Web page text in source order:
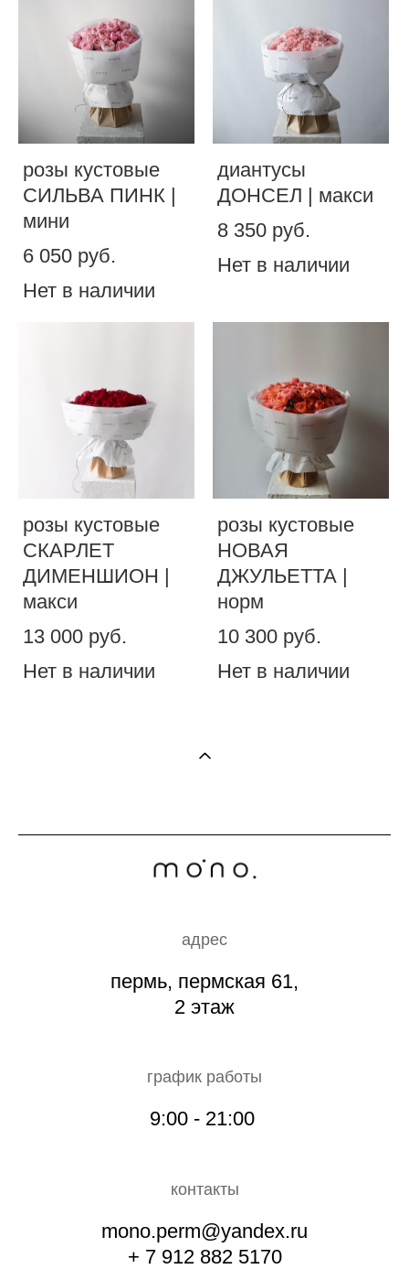
розы кустовые
СИЛЬВА ПИНК |
мини
6 050 pуб.
Нет в наличии
диантусы
ДОНСЕЛ | макси
8 350 pуб.
Нет в наличии
розы кустовые
СКАРЛЕТ
ДИМЕНШИОН |
макси
13 000 pуб.
Нет в наличии
розы кустовые
НОВАЯ
ДЖУЛЬЕТТА |
норм
10 300 pуб.
Нет в наличии
адрес
пермь, пермская 61,
2 этаж
график работы
9:00 - 21:00
контакты
mono.perm@yandex.ru
+ 7 912 882 5170